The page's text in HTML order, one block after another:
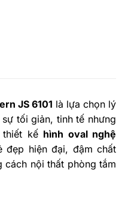
JS 6101 là lựa chọn lý
tối giản, tinh tế nhưng
kế hình oval nghệ
đẹp hiện đại, đậm chất
cách nội thất phòng tắm